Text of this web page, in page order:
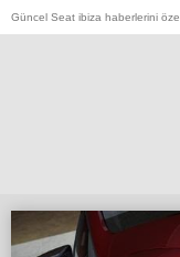
Güncel Seat ibiza haberlerini